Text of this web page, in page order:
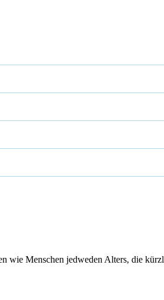
wie Menschen jedweden Alters, die